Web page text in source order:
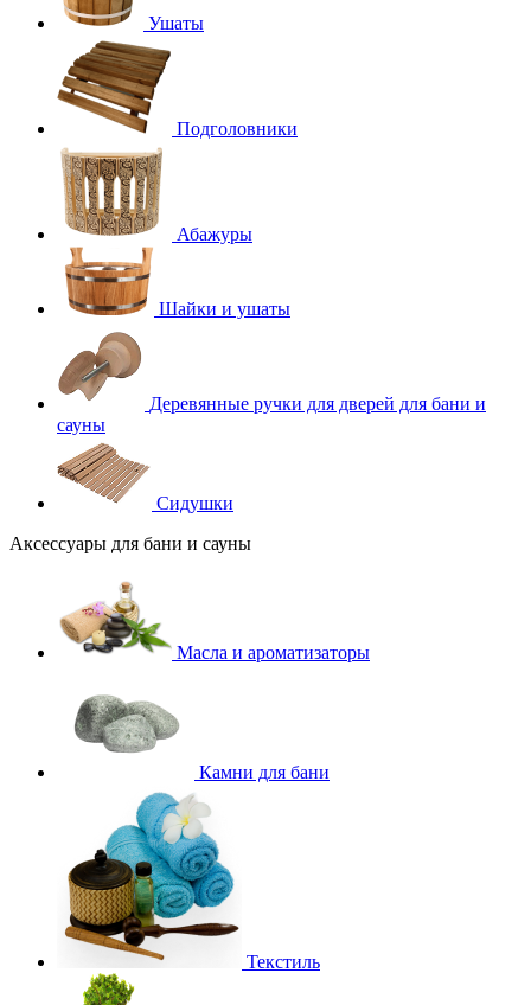
Ушаты
Подголовники
Абажуры
Шайки и ушаты
Деревянные ручки для дверей для бани и
сауны
Сидушки
Аксессуары для бани и сауны
Масла и ароматизаторы
Камни для бани
Текстиль